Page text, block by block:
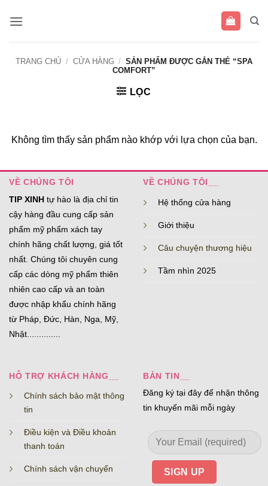
qua
TRANG CHỦ / CỬA HÀNG / SẢN PHẨM ĐƯỢC GẮN THẺ “SPA
COMFORT”
LỌC
Không tìm thấy sản phẩm nào khớp với lựa chọn của bạn.
VỀ CHÚNG TÔI
TIP XINH tự hào là địa chỉ tin
cậy hàng đầu cung cấp sản
phẩm mỹ phẩm xách tay
chính hãng chất lượng, giá tốt
nhất. Chúng tôi chuyên cung
cấp các dòng mỹ phẩm thiên
nhiên cao cấp và an toàn
được nhập khẩu chính hãng
từ Pháp, Đức, Hàn, Nga, Mỹ,
Nhật..............
VỀ CHÚNG TÔI__
Hệ thống cửa hàng
Giới thiệu
Câu chuyện thương hiệu
Tầm nhìn 2025
HỖ TRỢ KHÁCH HÀNG__
Chính sách bảo mật thông
tin
Điều kiện và Điều khoản
thanh toán
Chính sách vận chuyển
BẢN TIN__
Đăng ký tại đây để nhận thông
tin khuyến mãi mỗi ngày